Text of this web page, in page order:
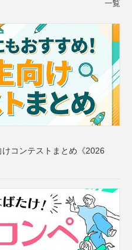
一覧
コンテストまとめ《2026